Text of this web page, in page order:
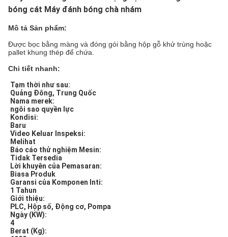
bóng cát Máy đánh bóng chà nhám
Mô tả Sản phẩm:
Được bọc bằng màng và đóng gói bằng hộp gỗ khử trùng hoặc
pallet khung thép để chứa.
Chi tiết nhanh:
Tạm thời như sau:
Quảng Đông, Trung Quốc
Nama merek:
ngôi sao quyền lực
Kondisi:
Baru
Video Keluar Inspeksi:
Melihat
Báo cáo thử nghiệm Mesin:
Tidak Tersedia
Lời khuyên của Pemasaran:
Biasa Produk
Garansi của Komponen Inti:
1 Tahun
Giới thiệu:
PLC, Hộp số, Động cơ, Pompa
Ngày (KW):
4
Berat (Kg):